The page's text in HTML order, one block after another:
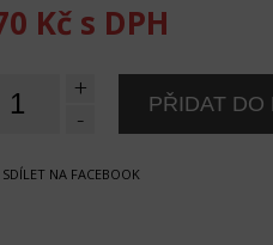
Kč s DPH
+
-
SDÍLET NA FACEBOOK